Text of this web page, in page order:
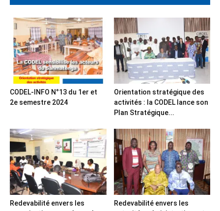
CODEL-INFO N°13 du 1er et
2e semestre 2024
Orientation stratégique des
activités : la CODEL lance son
Plan Stratégique...
Redevabilité envers les
Redevabilité envers les